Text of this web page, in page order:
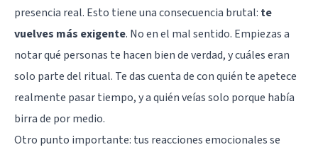
presencia real. Esto tiene una consecuencia brutal: te
vuelves más exigente. No en el mal sentido. Empiezas a
notar qué personas te hacen bien de verdad, y cuáles eran
solo parte del ritual. Te das cuenta de con quién te apetece
realmente pasar tiempo, y a quién veías solo porque había
birra de por medio.
Otro punto importante: tus reacciones emocionales se